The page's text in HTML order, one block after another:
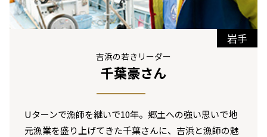
岩手
吉浜の若きリーダー
千葉豪さん
Uターンで漁師を継いで10年。郷土への強い思いで地
元漁業を盛り上げてきた千葉さんに、吉浜と漁師の魅